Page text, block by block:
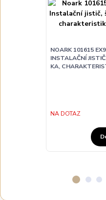
NOARK 101615
INSTALAČNÍ
KA,
NA DOTAZ